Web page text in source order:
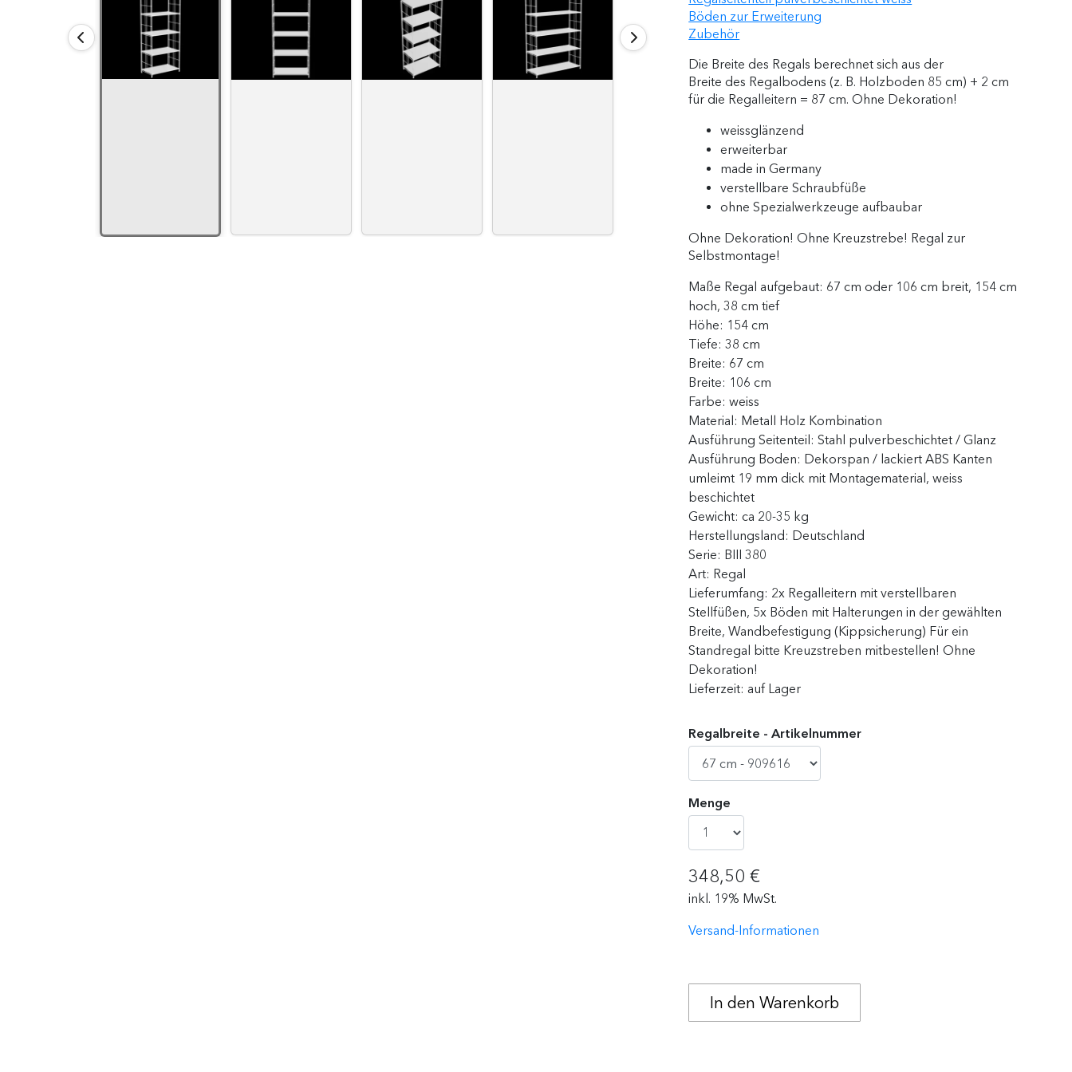
Böden zur Erweiterung
Zubehör
Die Breite des Regals berechnet sich aus der
Breite des Regalbodens (z. B. Holzboden 85 cm) + 2 cm
für die Regalleitern = 87 cm. Ohne Dekoration!
weissglänzend
erweiterbar
made in Germany
verstellbare Schraubfüße
ohne Spezialwerkzeuge aufbaubar
Ohne Dekoration! Ohne Kreuzstrebe! Regal zur
Selbstmontage!
Maße Regal aufgebaut: 67 cm oder 106 cm breit, 154 cm
hoch, 38 cm tief
Höhe: 154 cm
Tiefe:38 cm
Breite: 67 cm
Breite: 106 cm
Farbe:weiss
Material: Metall Holz Kombination
Ausführung Seitenteil:Stahl pulverbeschichtet / Glanz
Ausführung Boden: Dekorspan / lackiert ABS Kanten
umleimt 19 mm dick mit Montagematerial, weiss
beschichtet
Gewicht:ca 20-35 kg
Herstellungsland: Deutschland
Serie: BIII 380
Art: Regal
Lieferumfang: 2x Regalleitern mit verstellbaren
Stellfüßen, 5x Böden mit Halterungen in der gewählten
Breite, Wandbefestigung (Kippsicherung) Für ein
Standregal bitte Kreuzstreben mitbestellen! Ohne
Dekoration!
Lieferzeit:auf Lager
Regalbreite - Artikelnummer
Menge
348,50 €
inkl. 19% MwSt.
Versand-Informationen